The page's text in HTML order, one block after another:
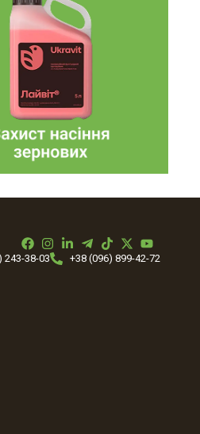
243-38-03 +38 (096) 899-42-72